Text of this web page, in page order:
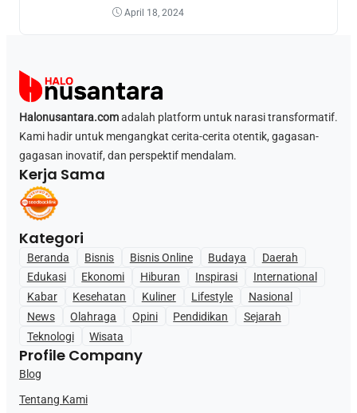
April 18, 2024
Halonusantara.comadalah platform untuk narasi transformatif.
Kami hadir untuk mengangkat cerita-cerita otentik, gagasan-
gagasan inovatif, dan perspektif mendalam.
Kerja Sama
Kategori
Beranda Bisnis Bisnis Online Budaya
Daerah
Edukasi
Ekonomi Hiburan Inspirasi
International
Kabar
Kesehatan Kuliner Lifestyle
Nasional
News
Olahraga Opini Pendidikan
Sejarah
Teknologi
Wisata
Profile Company
Blog
Tentang Kami